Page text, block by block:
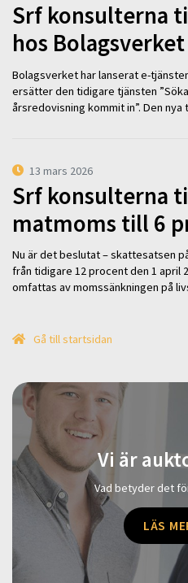
Srf konsulterna
hos Bolagsverket
Bolagsverket har lanserat e-
ersätter den tidigare tjänsten
årsredovisning kommit in”. Den
13 mars 2026
Srf konsulterna
matmoms till 6
Nu är det beslutat – skattesatsen
från tidigare 12 procent den 1 april
omfattas av momssänkningen på
Gå till startsidan
Vi är
Vad betyder det
LÄS